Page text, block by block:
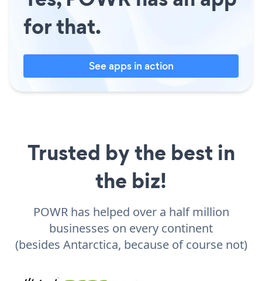
for that.
See apps in action
Trusted by the best in
the biz!
POWR has helped over a half million
businesses on every continent
(besides Antarctica, because of course not)